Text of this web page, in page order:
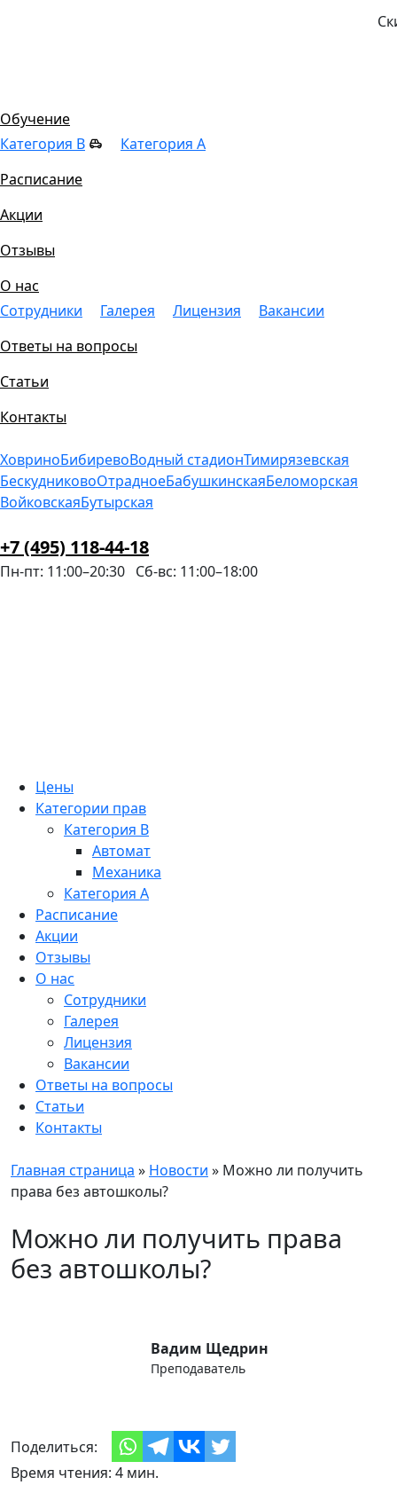
Обучение
Категория B
Категория A
Расписание
Акции
Отзывы
О нас
Сотрудники
Галерея Лицензия
Вакансии
Ответы на вопросы
Статьи
Контакты
ХовриноБибиревоВодный стадионТимирязевская
БескудниковоОтрадноеБабушкинскаяБеломорская
ВойковскаяБутырская
+7 (495) 118-44-18
Пн-пт: 11:00–20:30 Сб-вс: 11:00–18:00
Цены
Категории прав
Категория B
Автомат
Механика
Категория A
Расписание
Акции
Отзывы
О нас
Сотрудники
Галерея
Лицензия
Вакансии
Ответы на вопросы
Статьи
Контакты
Главная страница » Новости » Можно ли получить
права без автошколы?
Можно ли получить права
без автошколы?
Вадим Щедрин
Преподаватель
Поделиться:
Время чтения: 4 мин.